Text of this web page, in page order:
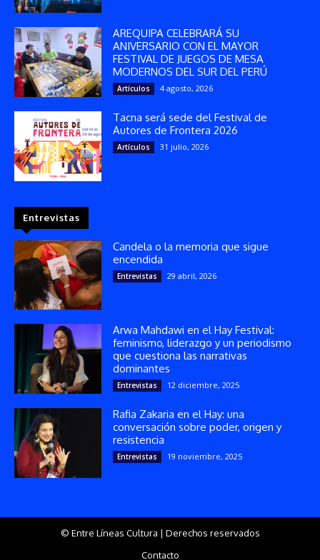
AREQUIPA CELEBRARÁ SU
ANIVERSARIO CON EL MAYOR
FESTIVAL DE JUEGOS DE MESA
MODERNOS DEL SUR DEL PERÚ
Artículos 4 agosto, 2026
Tacna será sede del Festival de
Autores de Frontera 2026
Artículos 31 julio, 2026
Entrevistas
Candela o la memoria que sigue
encendida
Entrevistas 29 abril, 2026
Arwa Mahdawi en el Hay Festival:
feminismo, liderazgo y un periodismo
que cuestiona las narrativas
dominantes
Entrevistas 12 diciembre, 2025
Rafia Zakaria en el Hay: una
conversación sobre poder, origen y
resistencia
Entrevistas 19 noviembre, 2025
© Entre Líneas Cultura | Derechos reservados
Contacto